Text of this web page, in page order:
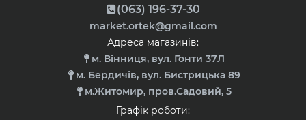
(063) 196-37-30
market.ortek@gmail.com
Адреса магазинів:
м. Вінниця, вул. Гонти 37Л
м. Бердичів, вул. Бистрицька 89
м.Житомир, пров.Садовий, 5
Графік роботи: